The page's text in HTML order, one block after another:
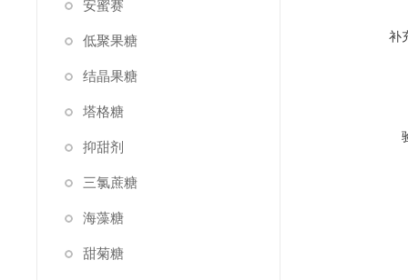
安蜜赛
低聚果糖
结晶果糖
塔格糖
抑甜剂
三氯蔗糖
海藻糖
甜菊糖
补